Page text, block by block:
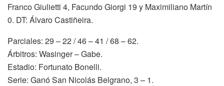
Franco Giulietti 4, Facundo Giorgi 19 y Maximiliano Martín
0. DT: Álvaro Castiñeira.
Parciales: 29 – 22 / 46 – 41 / 68 – 62.
Árbitros: Wasinger – Gabe.
Estadio: Fortunato Bonelli.
Serie: Ganó San Nicolás Belgrano, 3 – 1.